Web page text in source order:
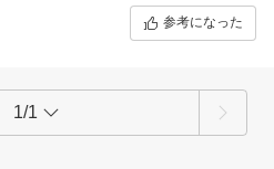
参考になった
1/1